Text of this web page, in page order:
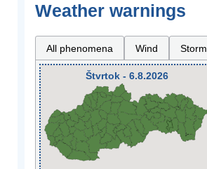
Weather warnings
All phenomena Wind Storm
Štvrtok - 6.8.2026